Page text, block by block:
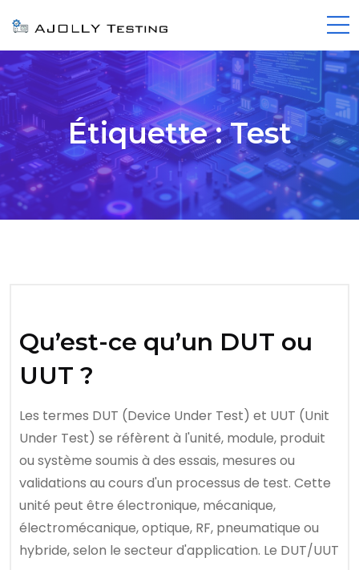
Étiquette :Test
Qu’est-ce qu’un DUT ou
UUT ?
Les termes DUT (Device Under Test) et UUT (Unit
Under Test) se réfèrent à l'unité, module, produit
ou système soumis à des essais, mesures ou
validations au cours d'un processus de test. Cette
unité peut être électronique, mécanique,
électromécanique, optique, RF, pneumatique ou
hybride, selon le secteur d'application. Le DUT/UUT